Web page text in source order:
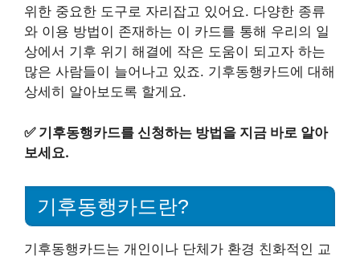
위한 중요한 도구로 자리잡고 있어요. 다양한 종류
와 이용 방법이 존재하는 이 카드를 통해 우리의 일
상에서 기후 위기 해결에 작은 도움이 되고자 하는
많은 사람들이 늘어나고 있죠. 기후동행카드에 대해
상세히 알아보도록 할게요.
✅ 기후동행카드를 신청하는 방법을 지금 바로 알아
보세요.
기후동행카드란?
기후동행카드는 개인이나 단체가 환경 친화적인 교